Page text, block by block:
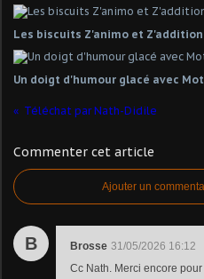
Les biscuits Z'animo et
Un doigt d'humour glacé avec
Téléchat par Nath-Didile
Commenter cet article
Ajouter un
B Brosse 31/05/2026 16:12
Cc Nath. Merci encore